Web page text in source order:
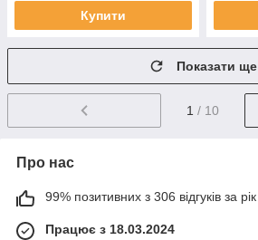
Купити
Показати ще
1 / 10
Про нас
99% позитивних з 306 відгуків за рік
Працює з 18.03.2024